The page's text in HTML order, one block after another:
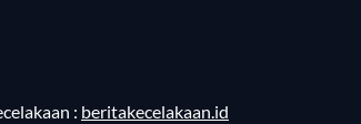
: beritakecelakaan.id